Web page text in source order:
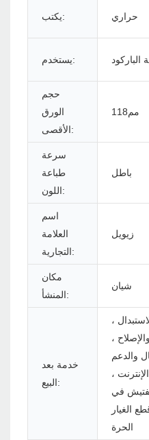
يكتب: حراري
يستخدم: الباركود
حجم
الورق
الأقصى:
مم118
سرعة
طباعة
اللون:
باطل
اسم
العلامة
التجارية:
زيويل
مكان
المنشأ:
شيان
خدمة بعد
البيع:
،
،
والدعم
،
في
الغيار
الحرة